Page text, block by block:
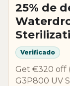
25% de
Verificado
Get €320 off
G3P800 UV